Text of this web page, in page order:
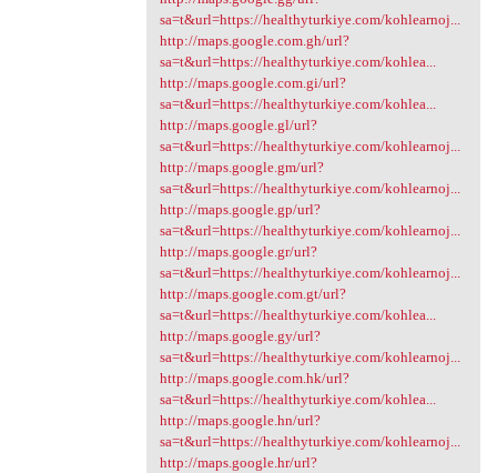
sa=t&url=https://healthyturkiye.com/kohlearnoj...
http://maps.google.com.gh/url?
sa=t&url=https://healthyturkiye.com/kohlea...
http://maps.google.com.gi/url?
sa=t&url=https://healthyturkiye.com/kohlea...
http://maps.google.gl/url?
sa=t&url=https://healthyturkiye.com/kohlearnoj...
http://maps.google.gm/url?
sa=t&url=https://healthyturkiye.com/kohlearnoj...
http://maps.google.gp/url?
sa=t&url=https://healthyturkiye.com/kohlearnoj...
http://maps.google.gr/url?
sa=t&url=https://healthyturkiye.com/kohlearnoj...
http://maps.google.com.gt/url?
sa=t&url=https://healthyturkiye.com/kohlea...
http://maps.google.gy/url?
sa=t&url=https://healthyturkiye.com/kohlearnoj...
http://maps.google.com.hk/url?
sa=t&url=https://healthyturkiye.com/kohlea...
http://maps.google.hn/url?
sa=t&url=https://healthyturkiye.com/kohlearnoj...
http://maps.google.hr/url?